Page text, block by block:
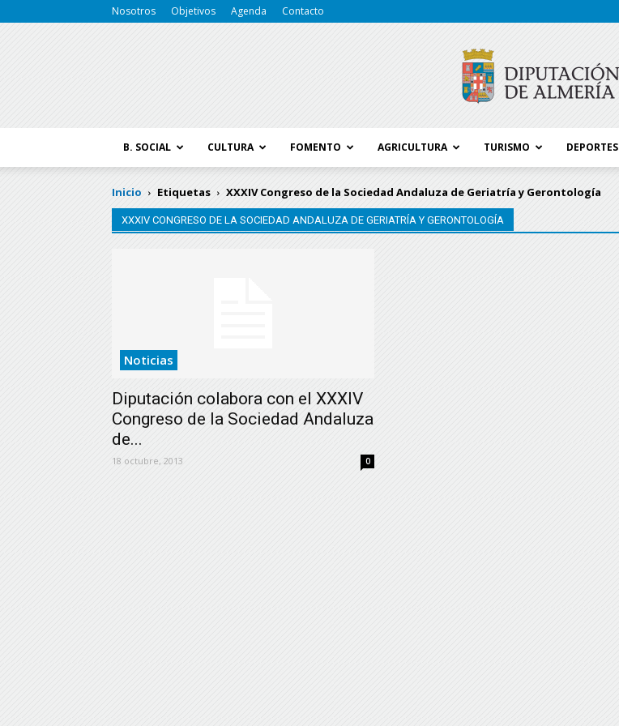
Nosotros Objetivos Agenda Contacto
B. SOCIAL CULTURA FOMENTO AGRICULTURA TURISMO DEPORTES
Inicio Etiquetas XXXIV Congreso de la Sociedad Andaluza de Geriatría y Gerontología
XXXIV CONGRESO DE LA SOCIEDAD ANDALUZA DE GERIATRÍA Y GERONTOLOGÍA
Noticias
Diputación colabora con el XXXIV
Congreso de la Sociedad Andaluza
de...
18 octubre, 2013 0